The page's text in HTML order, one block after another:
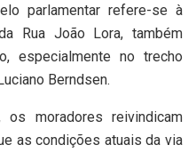
parlamentar refere-se à
Rua João Lora, também
especialmente no trecho
Berndsen.
moradores reivindicam
as condições atuais da via